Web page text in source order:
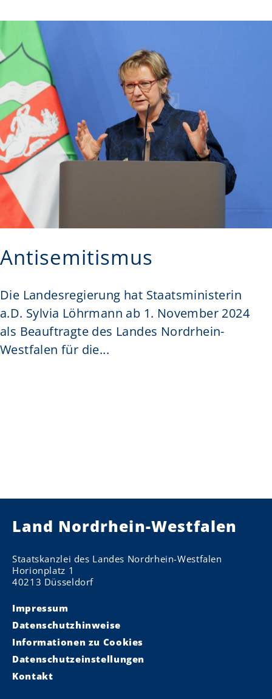
Antisemitismus
Die Landesregierung hat Staatsministerin
a.D. Sylvia Löhrmann ab 1. November 2024
als Beauftragte des Landes Nordrhein-
Westfalen für die...
Land Nordrhein-Westfalen
Staatskanzlei des Landes Nordrhein-Westfalen
Horionplatz 1
40213 Düsseldorf
Impressum
Datenschutzhinweise
Informationen zu Cookies
Datenschutzeinstellungen
Kontakt